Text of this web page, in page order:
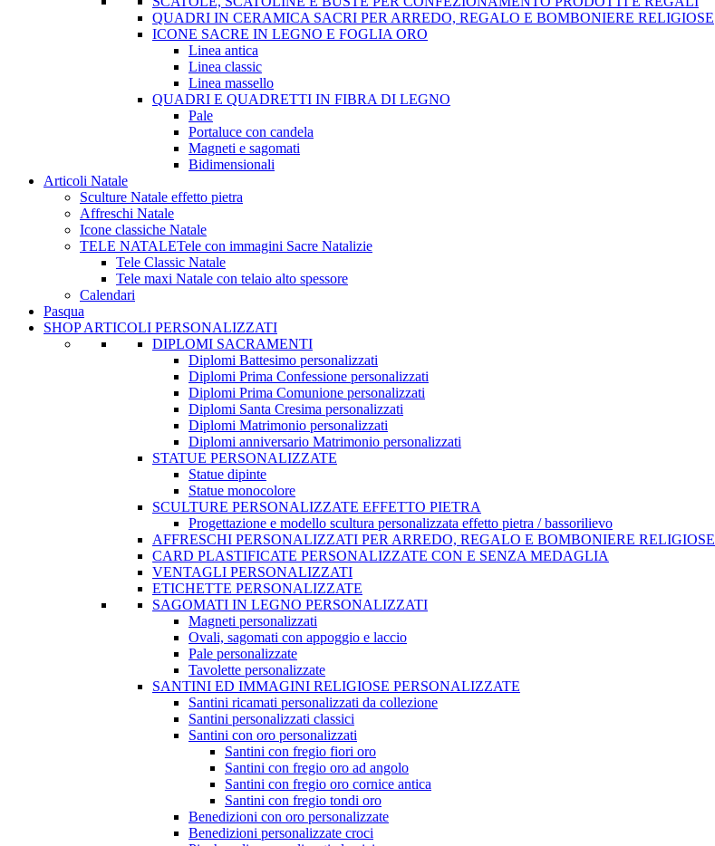
QUADRI IN CERAMICA SACRI PER ARREDO, REGALO E BOMBONIERE RELIGIOSE
ICONE SACRE IN LEGNO E FOGLIA ORO
Linea antica
Linea classic
Linea massello
QUADRI E QUADRETTI IN FIBRA DI LEGNO
Pale
Portaluce con candela
Magneti e sagomati
Bidimensionali
Articoli Natale
Sculture Natale effetto pietra
Affreschi Natale
Icone classiche Natale
TELE NATALETele con immagini Sacre Natalizie
Tele Classic Natale
Tele maxi Natale con telaio alto spessore
Calendari
Pasqua
SHOP ARTICOLI PERSONALIZZATI
DIPLOMI SACRAMENTI
Diplomi Battesimo personalizzati
Diplomi Prima Confessione personalizzati
Diplomi Prima Comunione personalizzati
Diplomi Santa Cresima personalizzati
Diplomi Matrimonio personalizzati
Diplomi anniversario Matrimonio personalizzati
STATUE PERSONALIZZATE
Statue dipinte
Statue monocolore
SCULTURE PERSONALIZZATE EFFETTO PIETRA
Progettazione e modello scultura personalizzata effetto pietra / bassorilievo
AFFRESCHI PERSONALIZZATI PER ARREDO, REGALO E BOMBONIERE RELIGIOSE
CARD PLASTIFICATE PERSONALIZZATE CON E SENZA MEDAGLIA
VENTAGLI PERSONALIZZATI
ETICHETTE PERSONALIZZATE
SAGOMATI IN LEGNO PERSONALIZZATI
Magneti personalizzati
Ovali, sagomati con appoggio e laccio
Pale personalizzate
Tavolette personalizzate
SANTINI ED IMMAGINI RELIGIOSE PERSONALIZZATE
Santini ricamati personalizzati da collezione
Santini personalizzati classici
Santini con oro personalizzati
Santini con fregio fiori oro
Santini con fregio oro ad angolo
Santini con fregio oro cornice antica
Santini con fregio tondi oro
Benedizioni con oro personalizzate
Benedizioni personalizzate croci